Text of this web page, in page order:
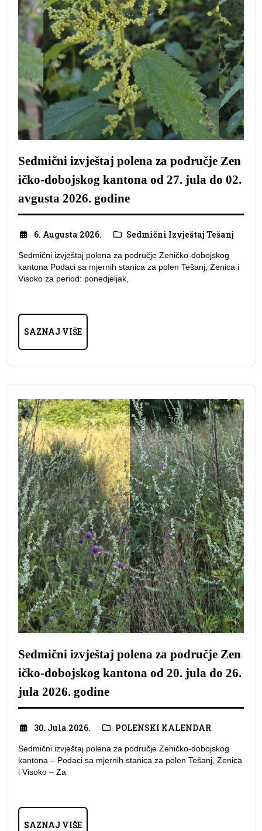
Sedmični izvještaj polena za područje Zen
ičko-dobojskog kantona od 27. jula do 02.
avgusta 2026. godine
6. Augusta 2026. Sedmični Izvještaj Tešanj
Sedmični izvještaj polena za područje Zeničko-dobojskog
kantona Podaci sa mjernih stanica za polen Tešanj, Zenica i
Visoko za period: ponedjeljak,
SAZNAJ VIŠE
Sedmični izvještaj polena za područje Zen
ičko-dobojskog kantona od 20. jula do 26.
jula 2026. godine
30. Jula 2026. POLENSKI KALENDAR
Sedmični izvještaj polena za područje Zeničko-dobojskog
kantona – Podaci sa mjernih stanica za polen Tešanj, Zenica
i Visoko – Za
SAZNAJ VIŠE